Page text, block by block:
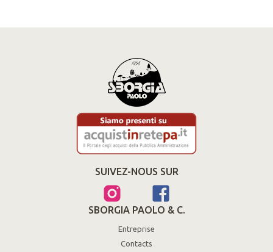
SUIVEZ-NOUS SUR
SBORGIA PAOLO & C.
Entreprise
Contacts